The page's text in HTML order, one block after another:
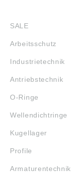
SALE
Arbeitsschutz
Industrietechnik
Antriebstechnik
O-Ringe
Wellendichtringe
Kugellager
Profile
Armaturentechnik